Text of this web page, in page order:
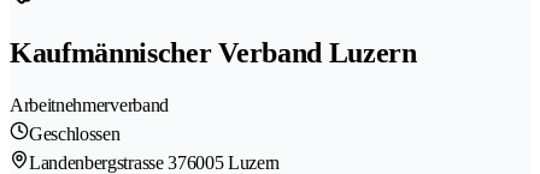
Kaufmännischer Verband Luzern
Arbeitnehmerverband
Geschlossen
Landenbergstrasse 376005 Luzern